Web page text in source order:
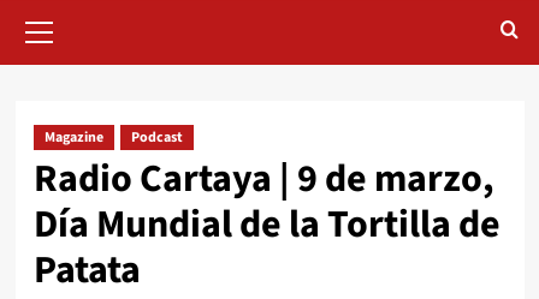
Magazine Podcast
Radio Cartaya | 9 de marzo,
Día Mundial de la Tortilla de
Patata